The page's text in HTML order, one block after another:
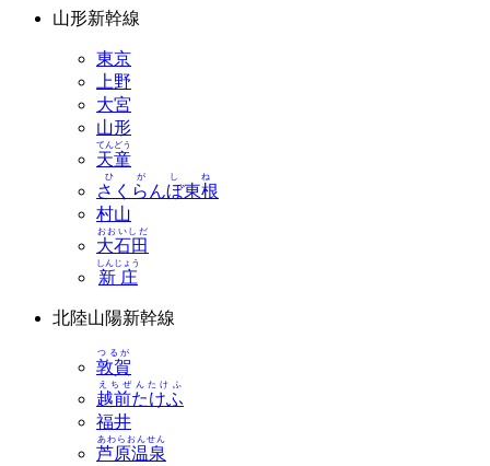
山形新幹線
東京
上野
大宮
山形
天童
てんどう
さくらんぼ東根
ひがしね
村山
大石田
おおいしだ
新庄
しんじょう
北陸山陽新幹線
敦賀
つるが
越前たけふ
えちぜんたけふ
福井
芦原温泉
あわらおんせん